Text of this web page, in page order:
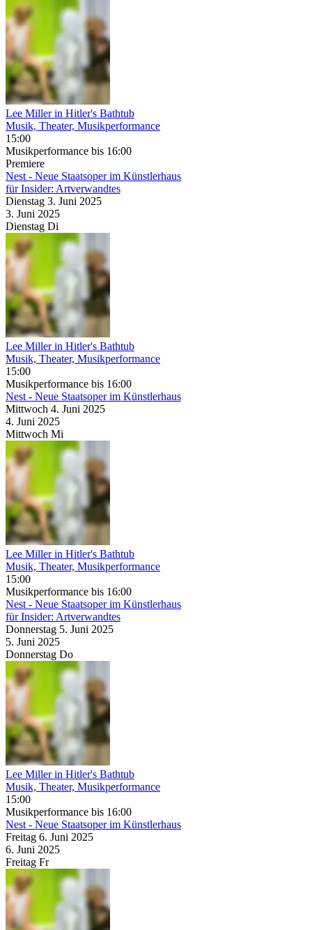
Lee Miller in Hitler's Bathtub
Musik, Theater, Musikperformance
15:00
Musikperformance bis 16:00
Premiere
Nest - Neue Staatsoper im Künstlerhaus
für Insider: Artverwandtes
Dienstag 3. Juni 2025
3. Juni 2025
Dienstag Di
Lee Miller in Hitler's Bathtub
Musik, Theater, Musikperformance
15:00
Musikperformance bis 16:00
Nest - Neue Staatsoper im Künstlerhaus
Mittwoch 4. Juni 2025
4. Juni 2025
Mittwoch Mi
Lee Miller in Hitler's Bathtub
Musik, Theater, Musikperformance
15:00
Musikperformance bis 16:00
Nest - Neue Staatsoper im Künstlerhaus
für Insider: Artverwandtes
Donnerstag 5. Juni 2025
5. Juni 2025
Donnerstag Do
Lee Miller in Hitler's Bathtub
Musik, Theater, Musikperformance
15:00
Musikperformance bis 16:00
Nest - Neue Staatsoper im Künstlerhaus
Freitag 6. Juni 2025
6. Juni 2025
Freitag Fr